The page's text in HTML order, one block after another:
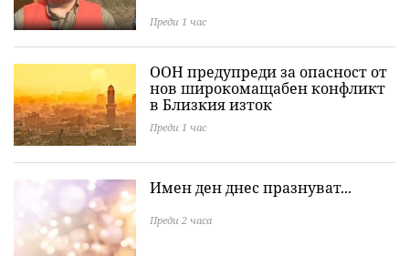
Преди 1 час
ООН предупреди за опасност от
нов широкомащабен конфликт
в Близкия изток
Преди 1 час
Имен ден днес празнуват...
Преди 2 часа